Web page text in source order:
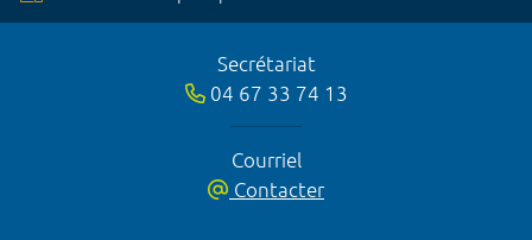
Secrétariat
04 67 33 74 13
Courriel
Contacter